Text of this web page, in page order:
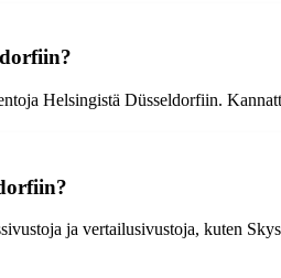
Helsingistä Düsseldorfiin.
ja vertailusivustoja, kuten